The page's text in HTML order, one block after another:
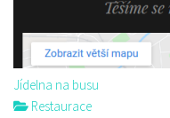
Jídelna na busu
Restaurace